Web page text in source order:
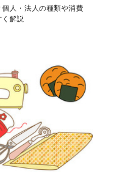
人・法人の種類や消費
解説